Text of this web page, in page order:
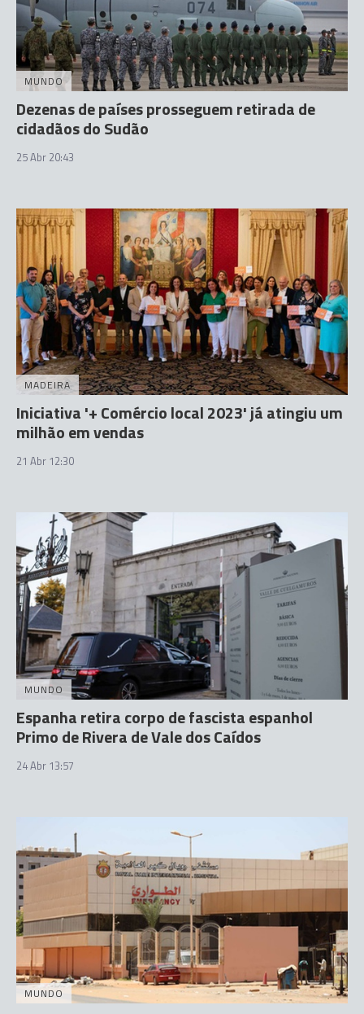
MUNDO
Dezenas de países prosseguem retirada de
cidadãos do Sudão
25 Abr 20:43
MADEIRA
Iniciativa '+ Comércio local 2023' já atingiu um
milhão em vendas
21 Abr 12:30
MUNDO
Espanha retira corpo de fascista espanhol
Primo de Rivera de Vale dos Caídos
24 Abr 13:57
MUNDO